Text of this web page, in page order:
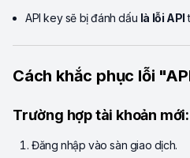
API key sẽ bị đánh dấu là lỗi API
Cách khắc phục lỗi
Trường hợp tài khoản mới:
Đăng nhập vào sàn giao dịch.